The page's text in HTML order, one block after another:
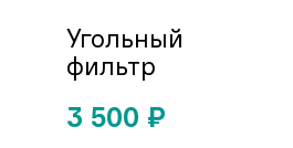
Угольный
фильтр
3 500 ₽